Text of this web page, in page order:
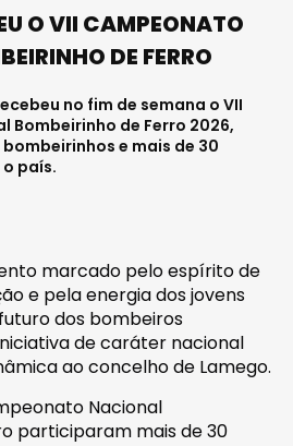
O VII CAMPEONATO
DE FERRO
no fim de semana o VII
Bombeirinho de Ferro 2026,
e mais de 30
país.
marcado pelo espírito de
e pela energia dos jovens
dos bombeiros
de caráter nacional
ao concelho de Lamego.
Nacional
participaram mais de 30